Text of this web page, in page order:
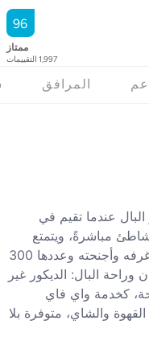
96
ممتاز
1,997 التقييمات
المرافق
عندما تقيم في
مباشرةً، ويتمتع
بإطلالات آسرة على الأمواج من معظم غرفه وأجنحته وعددها 300
وراحة البال: الديكور غير
كخدمة واي فاي
والشاي، متوفرة بلا